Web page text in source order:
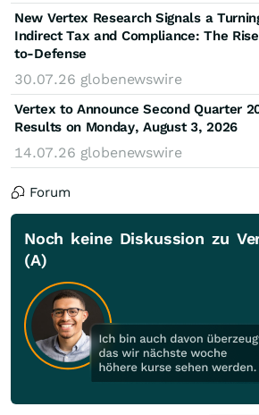
New Vertex Research Signals a
Indirect Tax and Compliance: The
to-Defense
30.07.26 globenewswire
Vertex to Announce Second Quarter
Results on Monday, August 3, 2026
14.07.26 globenewswire
Forum
Noch keine Diskussion zu
(A)